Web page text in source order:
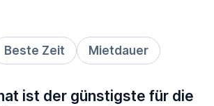
Beste Zeit Mietdauer
ist der günstigste für die